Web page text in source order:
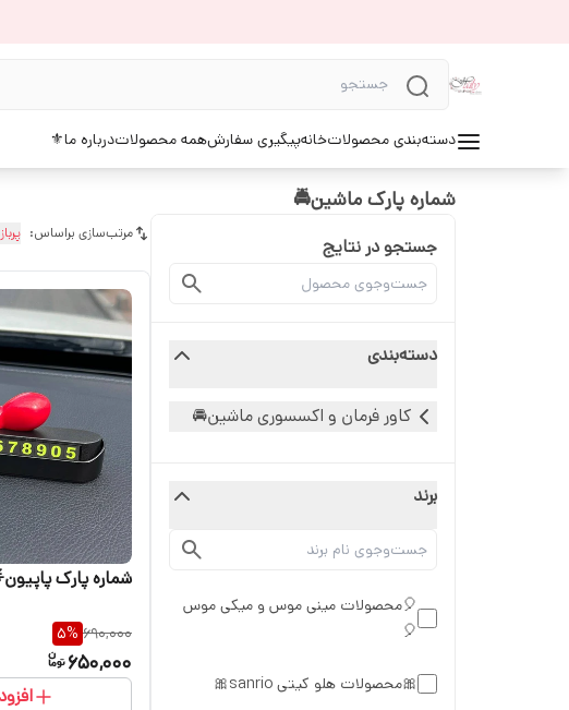
دسته‌بندی محصولاتخانهپیگیری سفارشهمه محصولاتدرباره ما⚜️
شماره پارک ماشین🚔
جستجو در نتایج
دسته‌بندی
کاور فرمان و اکسسوری ماشین🚘
برند
🎈محصولات مینی موس و میکی موس
🎈
🎀محصولات هلو کیتی sanrio🎀
مرتب‌سازی براساس:
شماره پارک
690,000
5%
650,000